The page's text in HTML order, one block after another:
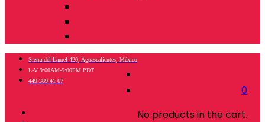
0
No products in the cart.
Sierra del Laurel 420, Aguascalientes, México
L-V 9:00AM-5:00PM PDT
449 389 41 67